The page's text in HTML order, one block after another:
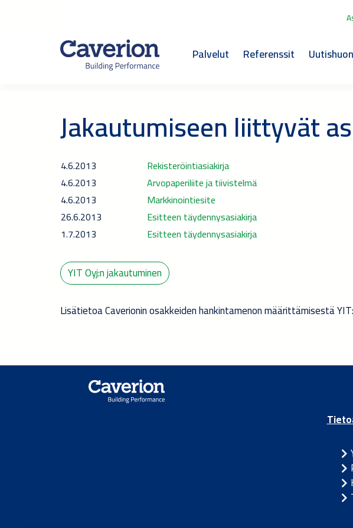
Palvelut Referenssit
Jakautumiseen liittyvät
4.6.2013
Rekisteröintiasiakirja
4.6.2013
Arvopaperiliite ja tiivistelmä
4.6.2013
Markkinointiesite
26.6.2013
Esitteen täydennysasiakirja
1.7.2013
Esitteen täydennysasiakirja
YIT Oyj:n jakautuminen
Lisätietoa Caverionin osakkeiden hankintamenon määrittämisestä